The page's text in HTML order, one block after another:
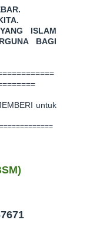
ISLAM
BAGI
untuk